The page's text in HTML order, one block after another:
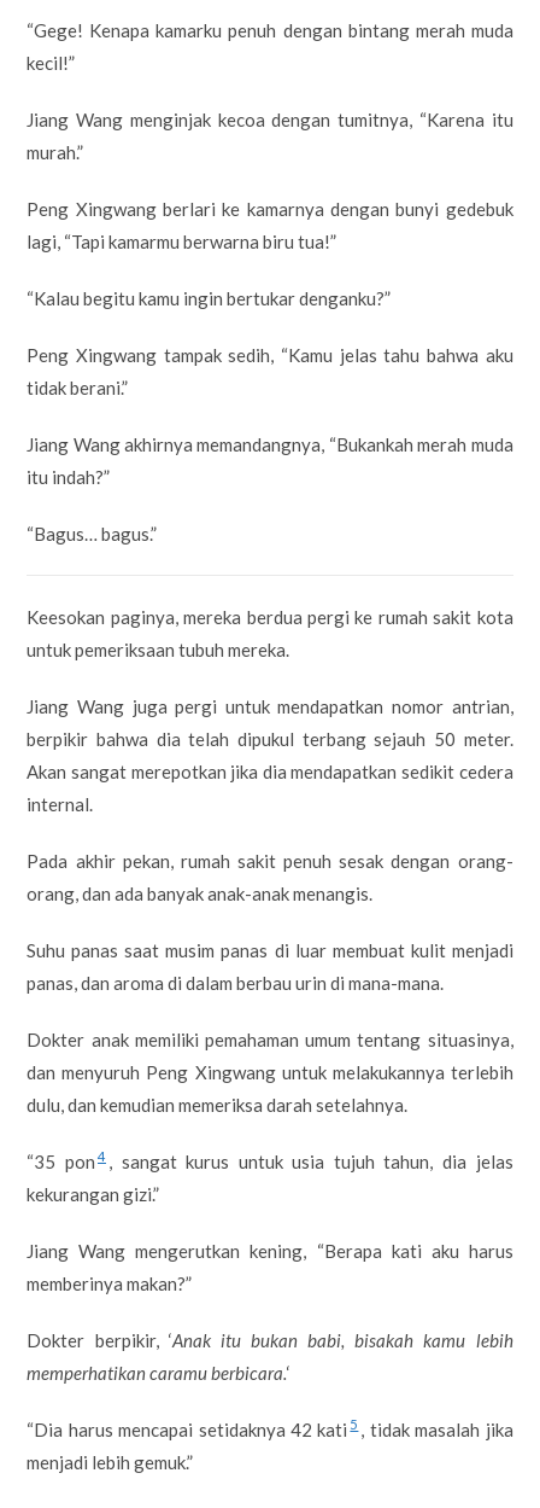
“Gege! Kenapa kamarku penuh dengan bintang merah muda
kecil!”
Jiang Wang menginjak kecoa dengan tumitnya, “Karena itu
murah.”
Peng Xingwang berlari ke kamarnya dengan bunyi gedebuk
lagi, “Tapi kamarmu berwarna biru tua!”
“Kalau begitu kamu ingin bertukar denganku?”
Peng Xingwang tampak sedih, “Kamu jelas tahu bahwa aku
tidak berani.”
Jiang Wang akhirnya memandangnya, “Bukankah merah muda
itu indah?”
“Bagus… bagus.”
Keesokan paginya, mereka berdua pergi ke rumah sakit kota
untuk pemeriksaan tubuh mereka.
Jiang Wang juga pergi untuk mendapatkan nomor antrian,
berpikir bahwa dia telah dipukul terbang sejauh 50 meter.
Akan sangat merepotkan jika dia mendapatkan sedikit cedera
internal.
Pada akhir pekan, rumah sakit penuh sesak dengan orang-
orang, dan ada banyak anak-anak menangis.
Suhu panas saat musim panas di luar membuat kulit menjadi
panas, dan aroma di dalam berbau urin di mana-mana.
Dokter anak memiliki pemahaman umum tentang situasinya,
dan menyuruh Peng Xingwang untuk melakukannya terlebih
dulu, dan kemudian memeriksa darah setelahnya.
“35 pon 4 , sangat kurus untuk usia tujuh tahun, dia jelas
kekurangan gizi.”
Jiang Wang mengerutkan kening, “Berapa kati aku harus
memberinya makan?”
Dokter berpikir, ‘Anak itu bukan babi, bisakah kamu lebih
memperhatikan caramu berbicara.‘
“Dia harus mencapai setidaknya 42 kati 5 , tidak masalah jika
menjadi lebih gemuk.”